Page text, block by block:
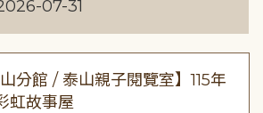
07-31
山分館 / 泰山親子閱覽室】115年
虹故事屋